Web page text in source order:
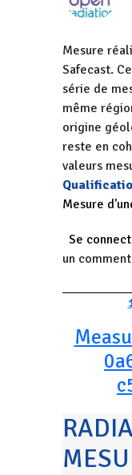
Mesure
Safecast.
série de
même
origine
reste en
valeurs
Mesure
Se
un